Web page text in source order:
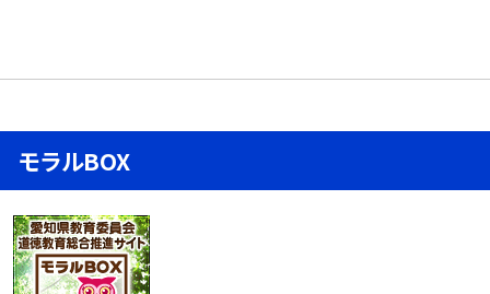
モラルBOX